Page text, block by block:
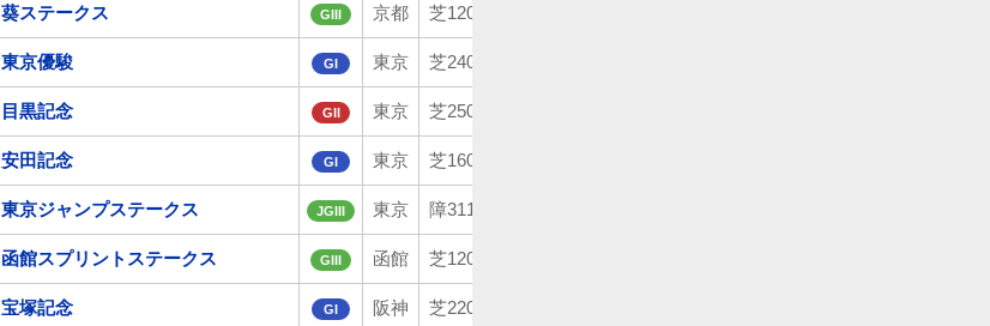
葵ステークス GIII 京都 芝1200m
東京優駿 GI 東京 芝2400m
目黒記念 GII 東京 芝2500m
安田記念 GI 東京 芝1600m
東京ジャンプステークス JGIII 東京 障3110m
函館スプリントステークス GIII 函館 芝1200m
宝塚記念 GI 阪神 芝2200m